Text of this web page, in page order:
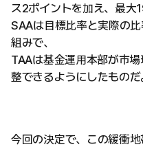
ス2ポイントを加え、最大
SAAは目標比率と実際の
組みで、
TAAは基金運用本部が市
整できるようにしたものだ
今回の決定で、この緩衝地